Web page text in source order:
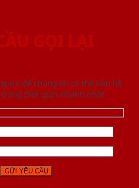
GỌI LẠI
tin để chúng tôi có thể liên hệ
thời gian nhanh nhất.